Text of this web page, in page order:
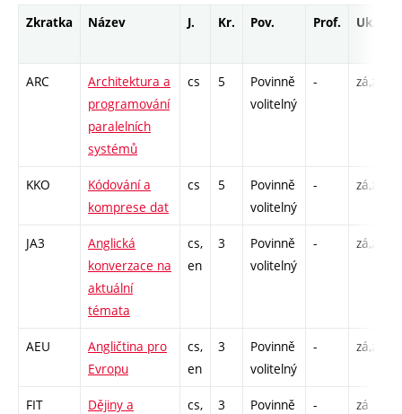
Zkratka Název J. Kr. Pov. Prof. Uk.
ARC
Architektura a
programování
paralelních
systémů
cs 5
Povinně
volitelný
- zá,zk
KKO
Kódování a
komprese dat
cs 5
Povinně
volitelný
- zá,zk
JA3
Anglická
konverzace na
aktuální
témata
cs,
en
3
Povinně
volitelný
- zá,zk
AEU
Angličtina pro
Evropu
cs,
en
3
Povinně
volitelný
- zá,zk
FIT
Dějiny a
cs,
3
Povinně
- zá